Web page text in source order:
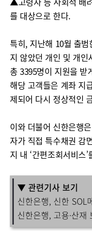
를 대상으로 한다.
특히, 지난해 10월 출범
지 않았던 개인 및 개
총 3395명이 지원을 받
해당 고객들은 계좌 지
제되어 다시 정상적인
이와 더불어 신한은행
자가 직접 특수채권 감
지 내 ‘간편조회서비스
▼ 관련기사 보기
신한은행, 신한 SOL
신한은행, 고용·산